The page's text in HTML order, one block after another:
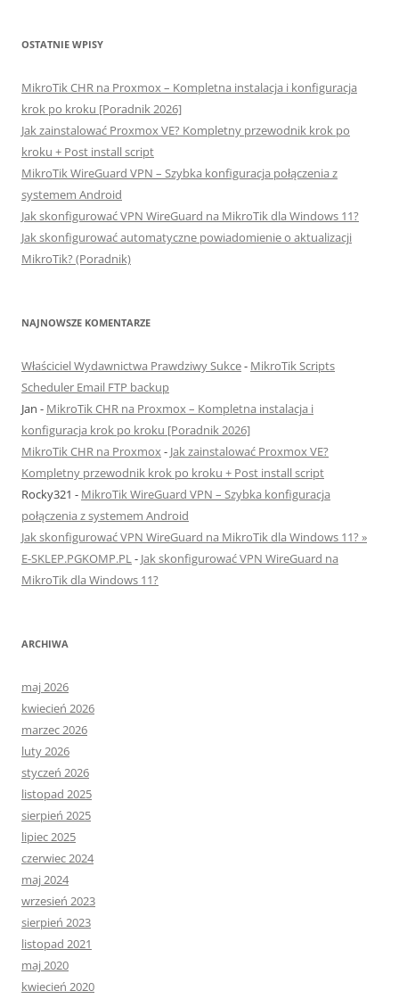
OSTATNIE WPISY
MikroTik CHR na Proxmox – Kompletna instalacja i konfiguracja
krok po kroku [Poradnik 2026]
Jak zainstalować Proxmox VE? Kompletny przewodnik krok po
kroku + Post install script
MikroTik WireGuard VPN – Szybka konfiguracja połączenia z
systemem Android
Jak skonfigurować VPN WireGuard na MikroTik dla Windows 11?
Jak skonfigurować automatyczne powiadomienie o aktualizacji
MikroTik? (Poradnik)
NAJNOWSZE KOMENTARZE
Właściciel Wydawnictwa Prawdziwy Sukce- MikroTik Scripts
Scheduler Email FTP backup
Jan - MikroTik CHR na Proxmox – Kompletna instalacja i
konfiguracja krok po kroku [Poradnik 2026]
MikroTik CHR na Proxmox- Jak zainstalować Proxmox VE?
Kompletny przewodnik krok po kroku + Post install script
Rocky321 - MikroTik WireGuard VPN – Szybka konfiguracja
połączenia z systemem Android
Jak skonfigurować VPN WireGuard na MikroTik dla Windows 11? »
E-SKLEP.PGKOMP.PL- Jak skonfigurować VPN WireGuard na
MikroTik dla Windows 11?
ARCHIWA
maj 2026
kwiecień 2026
marzec 2026
luty 2026
styczeń 2026
listopad 2025
sierpień 2025
lipiec 2025
czerwiec 2024
maj 2024
wrzesień 2023
sierpień 2023
listopad 2021
maj 2020
kwiecień 2020